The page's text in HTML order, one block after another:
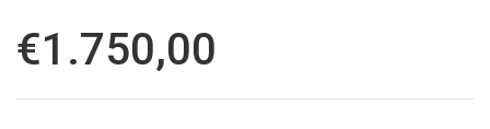
€1.750,00